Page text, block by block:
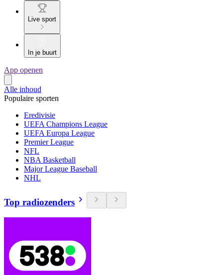
Live sport
In je buurt
App openen
Alle inhoud
Populaire sporten
Eredivisie
UEFA Champions League
UEFA Europa League
Premier League
NFL
NBA Basketball
Major League Baseball
NHL
Top radiozenders